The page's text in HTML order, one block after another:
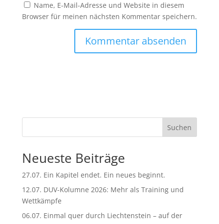
Name, E-Mail-Adresse und Website in diesem
Browser für meinen nächsten Kommentar speichern.
i
e
:
Suchen
Neueste Beiträge
27.07. Ein Kapitel endet. Ein neues beginnt.
12.07. DUV-Kolumne 2026: Mehr als Training und
Wettkämpfe
06.07. Einmal quer durch Liechtenstein – auf der